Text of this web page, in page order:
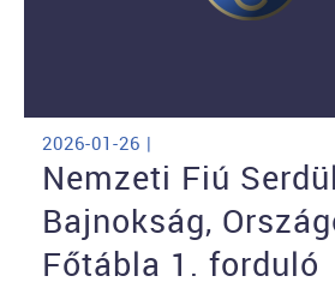
2026-01-26 |
Nemzeti Fiú
Bajnokság,
Főtábla 1. forduló